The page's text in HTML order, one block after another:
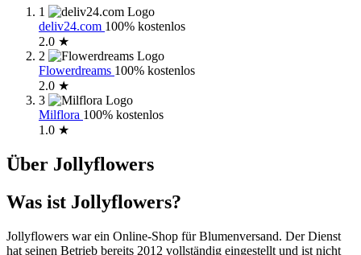
1
deliv24.com 100% kostenlos
2.0 ★
2
Flowerdreams 100% kostenlos
2.0 ★
3
Milflora 100% kostenlos
1.0 ★
Über Jollyflowers
Was ist Jollyflowers?
Jollyflowers war ein Online-Shop für Blumenversand. Der Dienst
hat seinen Betrieb bereits 2012 vollständig eingestellt und ist nicht